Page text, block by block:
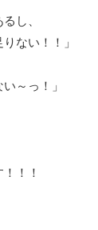
し、
ない！！」
～っ！」
！！